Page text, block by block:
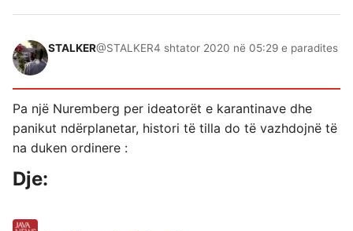
STALKER@STALKER4 shtator 2020 në 05:29 e paradites
Pa një Nuremberg per ideatorët e karantinave dhe
panikut ndërplanetar, histori të tilla do të vazhdojnë të
na duken ordinere :
Dje: